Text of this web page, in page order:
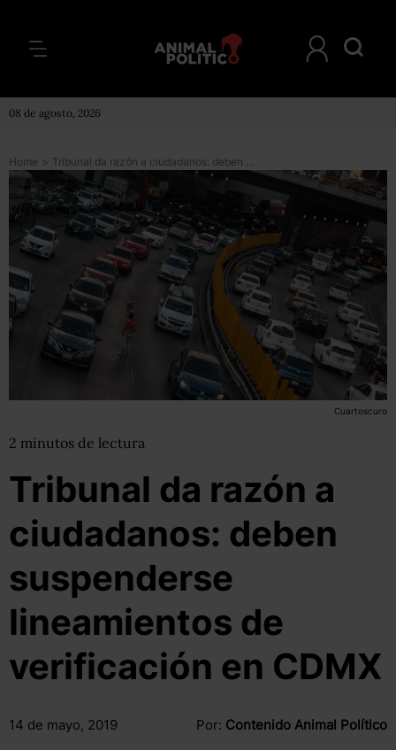
08 de agosto, 2026
Home > Tribunal da razón a ciudadanos: deben suspenderse lineamientos de verificación en CDMX
Cuartoscuro
2 minutos de lectura
Tribunal da razón a
ciudadanos: deben
suspenderse
lineamientos de
verificación en CDMX
14 de mayo, 2019 Por: Contenido Animal Político